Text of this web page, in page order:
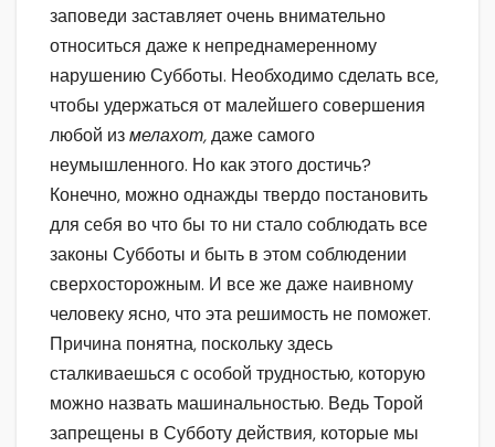
заповеди заставляет очень внимательно
относиться даже к непреднамеренному
нарушению Субботы. Необходимо сделать все,
чтобы удержаться от малейшего совершения
любой измелахот,даже самого
неумышленного. Но как этого достичь?
Конечно, можно однажды твердо постановить
для себя во что бы то ни стало соблюдать все
законы Субботы и быть в этом соблюдении
сверхосторожным. И все же даже наивному
человеку ясно, что эта решимость не поможет.
Причина понятна, поскольку здесь
сталкиваешься с особой трудностью, которую
можно назвать машинальностью. Ведь Торой
запрещены в Субботу действия, которые мы